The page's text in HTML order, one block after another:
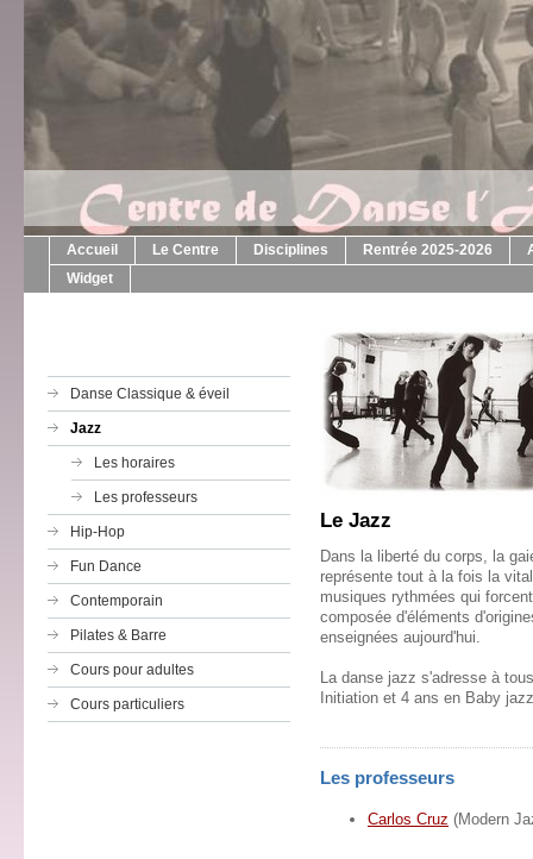
Accueil Le Centre Disciplines Rentrée 2025-2026
Widget
Danse Classique & éveil
Jazz
Les horaires
Les professeurs
Hip-Hop
Fun Dance
Contemporain
Pilates & Barre
Cours pour adultes
Cours particuliers
Le Jazz
Dans la liberté du corps, la
représente tout à la fois la
musiques rythmées qui
composée d'éléments
enseignées aujourd'hui.
La danse jazz s'adresse à
Initiation et 4 ans en Baby
Les professeurs
Carlos Cruz (Modern